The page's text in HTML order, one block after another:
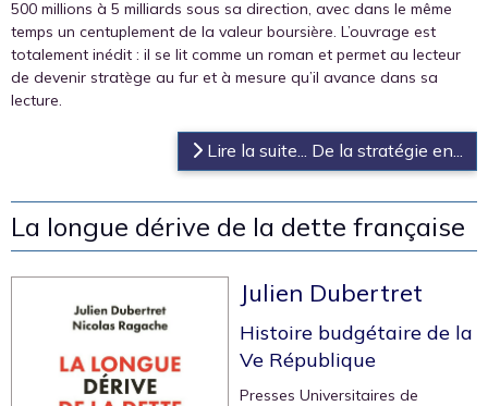
500 millions à 5 milliards sous sa direction, avec dans le même
temps un centuplement de la valeur boursière. L’ouvrage est
totalement inédit : il se lit comme un roman et permet au lecteur
de devenir stratège au fur et à mesure qu’il avance dans sa
lecture.
Lire la suite... De la stratégie en...
La longue dérive de la dette française
Julien Dubertret
Histoire budgétaire de la
Ve République
Presses Universitaires de